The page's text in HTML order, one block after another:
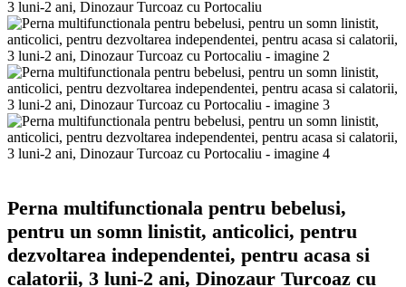
Perna multifunctionala pentru bebelusi,
pentru un somn linistit, anticolici, pentru
dezvoltarea independentei, pentru acasa si
calatorii, 3 luni-2 ani, Dinozaur Turcoaz cu